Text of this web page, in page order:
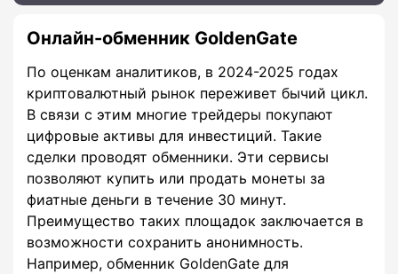
Онлайн-обменник GoldenGate
По оценкам аналитиков, в 2024-2025 годах
криптовалютный рынок переживет бычий цикл.
В связи с этим многие трейдеры покупают
цифровые активы для инвестиций. Такие
сделки проводят обменники. Эти сервисы
позволяют купить или продать монеты за
фиатные деньги в течение 30 минут.
Преимущество таких площадок заключается в
возможности сохранить анонимность.
Например, обменник GoldenGate для